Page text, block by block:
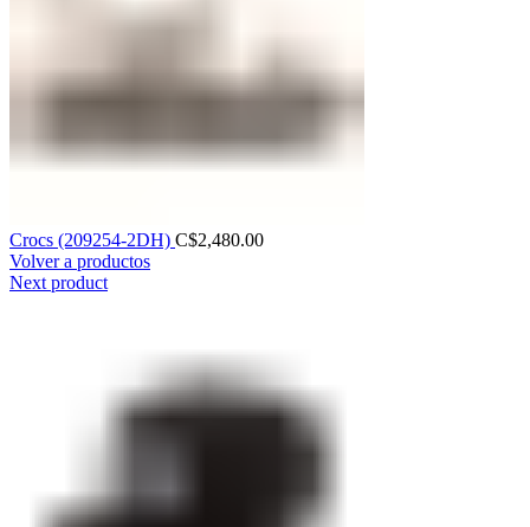
Crocs (209254-2DH) C$2,480.00
Volver a productos
Next product